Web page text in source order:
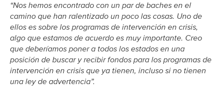
“Nos hemos encontrado con un par de baches en el
camino que han ralentizado un poco las cosas. Uno de
ellos es sobre los programas de intervención en crisis,
algo que estamos de acuerdo es muy importante. Creo
que deberíamos poner a todos los estados en una
posición de buscar y recibir fondos para los programas de
intervención en crisis que ya tienen, incluso si no tienen
una ley de advertencia”.